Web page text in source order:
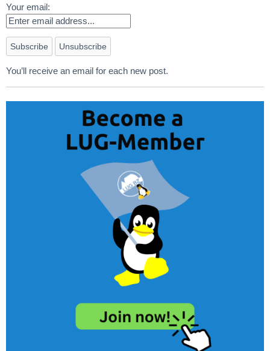
Your email:
You’ll receive an email for each new post.